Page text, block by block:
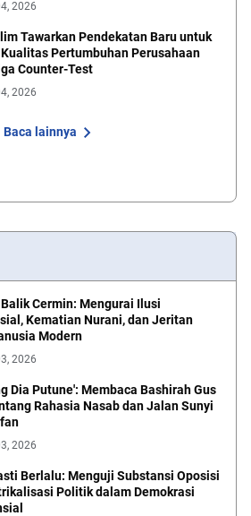
2026
Tawarkan Pendekatan Baru untuk
Pertumbuhan Perusahaan
Counter-Test
2026
Baca lainnya
Cermin: Mengurai Ilusi
Kematian Nurani, dan Jeritan
Modern
2026
Dia Putune': Membaca Bashirah Gus
Rahasia Nasab dan Jalan Sunyi
2026
Berlalu: Menguji Substansi Oposisi
Politik dalam Demokrasi